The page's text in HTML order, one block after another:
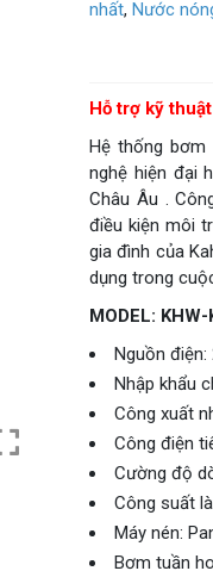
Giá: Liên
Hỗ trợ kỹ
Hệ thống bơm
nghệ hiện đại
Châu Âu .
điều kiện môi
gia đình của
dụng trong
MODEL:
Nguồn điện:
Nhập khẩu
Công xuất
Công điện
Cường độ
Công suất
Máy nén:
Bơm tuần
Môi chất